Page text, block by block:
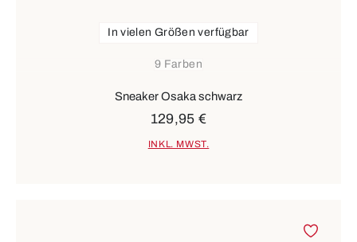
9 Farben
In vielen Größen verfügbar
Sneaker Osaka schwarz
129,95 €
INKL. MWST.